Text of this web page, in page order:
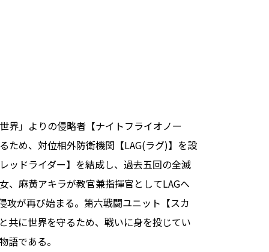
界」よりの侵略者【ナイトフライオノー
ため、対位相外防衛機関【LAG(ラグ)】を設
ッドライダー】を結成し、過去五回の全滅
、麻黄アキラが教官兼指揮官としてLAGへ
攻が再び始まる。第六戦闘ユニット【スカ
共に世界を守るため、戦いに身を投じてい
語である。